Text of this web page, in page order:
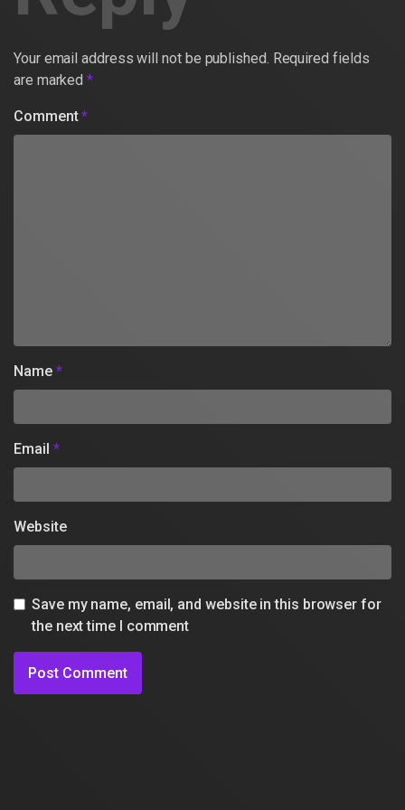
Your email address will not be published. Required fields
are marked*
Comment*
Name *
Email *
Website
Save my name, email, and website in this browser for
the next time I comment